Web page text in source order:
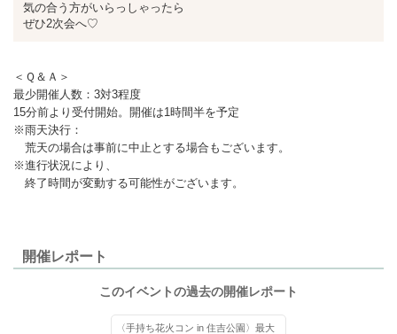
気の合う方がいらっしゃったら
ぜひ2次会へ♡
＜Ｑ＆Ａ＞
最少開催人数：3対3程度
15分前より受付開始。開催は1時間半を予定
※雨天決行：
荒天の場合は事前に中止とする場合もございます。
※進行状況により、
終了時間が変動する可能性がございます。
開催レポート
このイベントの過去の開催レポート
〈手持ち花火コン in 住吉公園〉最大